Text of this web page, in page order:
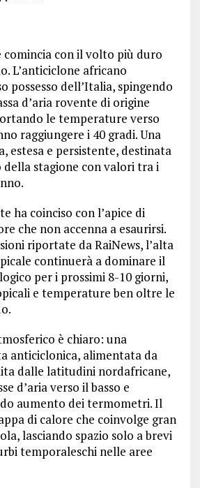
comincia con il volto più duro
L’anticiclone africano
possesso dell’Italia, spingendo
d’aria rovente di origine
le temperature verso
raggiungere i 40 gradi. Una
estesa e persistente, destinata
della stagione con valori tra i
ha coinciso con l’apice di
che non accenna a esaurirsi.
riportate da RaiNews, l’alta
continuerà a dominare il
per i prossimi 8-10 giorni,
e temperature ben oltre le
è chiaro: una
anticiclonica, alimentata da
dalle latitudini nordafricane,
d’aria verso il basso e
aumento dei termometri. Il
di calore che coinvolge gran
lasciando spazio solo a brevi
temporaleschi nelle aree